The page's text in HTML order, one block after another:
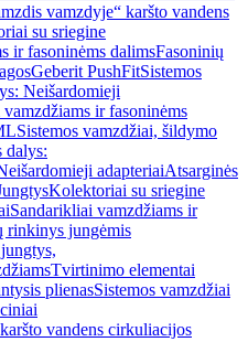
vamzdyje“ karšto vandens
su sriegine
ir fasoninėms dalimsFasoninių
Geberit PushFitSistemos
Neišardomieji
ir fasoninėms
Sistemos vamzdžiai, šildymo
dalys:
adapteriaiAtsarginės
Kolektoriai su sriegine
Sandarikliai vamzdžiams ir
rinkinys jungėmis
Tvirtinimo elementai
plienasSistemos vamzdžiai
vandens cirkuliacijos